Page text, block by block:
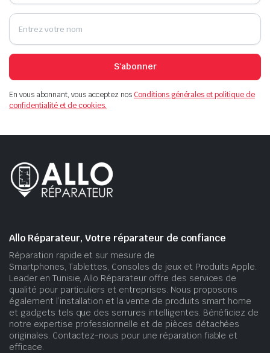
S'abonner
En vous abonnant, vous acceptez nosConditions générales et politique de
confidentialité et de cookies.
Allo Réparateur, Votre réparateur de confiance
Réparation rapide et sur mesure de
Smartphones, Tablettes, Consoles de jeux et Produits Apple.
Leader en Tunisie, Allo Réparateur offre des services de
qualité pour particuliers et entreprises. Nous proposons
également l’installation et la vente de produits smart home
et gadgets tels que des serrures intelligentes. Bénéficiez de
notre expertise professionnelle et de pièces détachées
originales. Contactez-nous pour une réparation fiable et
efficace.